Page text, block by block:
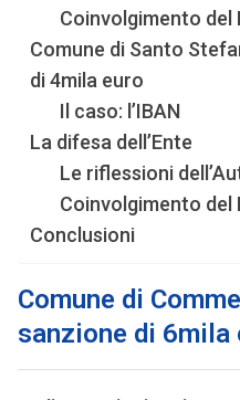
Coinvolgimento del
Comune di Santo
di 4mila euro
Il caso: l’IBAN
La difesa dell’Ente
Le riflessioni
Coinvolgimento del
Conclusioni
Comune di
sanzione di 6mila